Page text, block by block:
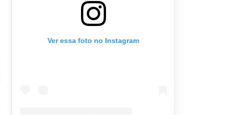
Ver essa foto no Instagram